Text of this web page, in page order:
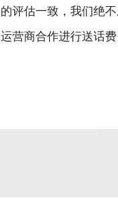
的评估一致，我们绝
运营商合作进行送话